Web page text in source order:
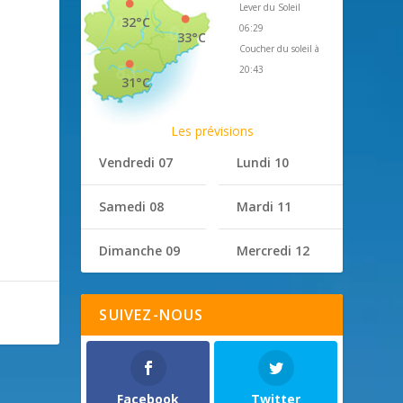
33°C
32°C
31°C
Lever du Soleil
06:29
Coucher du soleil à
20:43
Les prévisions
Vendredi 07
Samedi 08
Dimanche 09
Lundi 10
Mardi 11
Mercredi 12
SUIVEZ-NOUS
Facebook Twitter